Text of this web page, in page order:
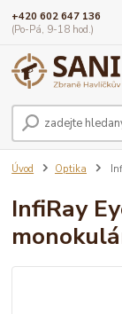
+420 602 647 136
(Po-Pá, 9-18 hod.)
Úvod Optika
InfiRay